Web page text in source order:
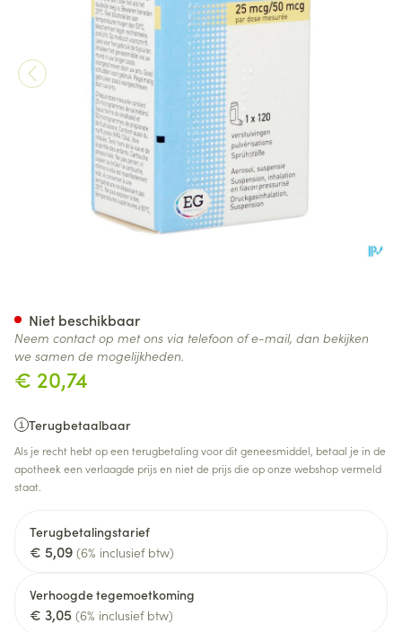
€ 20,74
Terugbetaalbaar
Als je recht hebt op een terugbetaling voor dit geneesmiddel, betaal je in de
apotheek een verlaagde prijs en niet de prijs die op onze webshop vermeld
staat.
Terugbetalingstarief
€ 5,09 (6% inclusief btw)
Verhoogde tegemoetkoming
€ 3,05 (6% inclusief btw)
Niet beschikbaar
Neem contact op met ons via telefoon of e-mail, dan bekijken
we samen de mogelijkheden.